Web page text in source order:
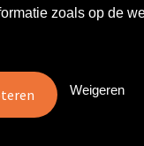
cushion
zoals op de
Weigeren